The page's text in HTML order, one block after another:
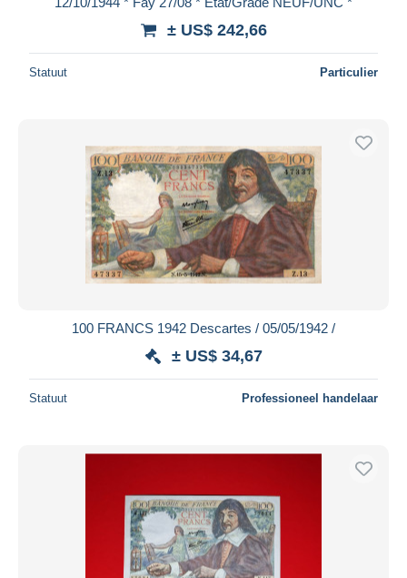
Woonplaats van de verkoper
Toepassen
± US$ 242,66
Statuut Particulier
100 FRANCS 1942 Descartes / 05/05/1942 /
± US$ 34,67
Statuut Professioneel handelaar